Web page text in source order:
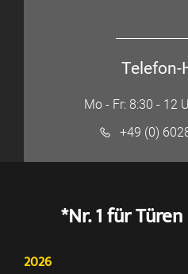
Telefon-
Mo - Fr: 8:30 - 12
+49 (0)
*Nr. 1 für
2026